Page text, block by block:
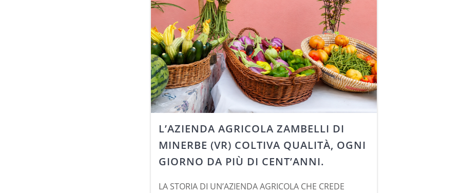
L’AZIENDA AGRICOLA ZAMBELLI DI
MINERBE (VR) COLTIVA QUALITÀ, OGNI
GIORNO DA PIÙ DI CENT’ANNI.
LA STORIA DI UN’AZIENDA AGRICOLA CHE CREDE